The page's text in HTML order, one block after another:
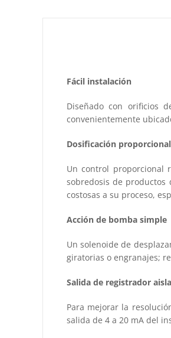
Fácil instalación
Diseñado con orificios
convenientemente
Dosificación proporcional
Un control proporcional
sobredosis de productos
costosas a su proceso,
Acción de bomba simple
Un solenoide de
giratorias o engranajes;
Salida de registrador
Para mejorar la
salida de 4 a 20 mA del